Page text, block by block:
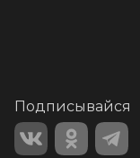
Подписывайся